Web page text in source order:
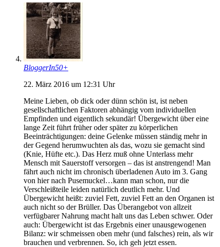
BloggerIn50+
22. März 2016 um 12:31 Uhr
Meine Lieben, ob dick oder dünn schön ist, ist neben
gesellschaftlichen Faktoren abhängig vom individuellen
Empfinden und eigentlich sekundär! Übergewicht über eine
lange Zeit führt früher oder später zu körperlichen
Beeinträchtigungen: deine Gelenke müssen ständig mehr in
der Gegend herumwuchten als das, wozu sie gemacht sind
(Knie, Hüfte etc.). Das Herz muß ohne Unterlass mehr
Mensch mit Sauerstoff versorgen – das ist anstrengend! Man
fährt auch nicht im chronisch überladenen Auto im 3. Gang
von hier nach Pusemuckel…kann man schon, nur die
Verschleißteile leiden natürlich deutlich mehr. Und
Übergewicht heißt: zuviel Fett, zuviel Fett an den Organen ist
auch nicht so der Brüller. Das Überangebot von allzeit
verfügbarer Nahrung macht halt uns das Leben schwer. Oder
auch: Übergewicht ist das Ergebnis einer unausgewogenen
Bilanz: wir schmeissen oben mehr (und falsches) rein, als wir
brauchen und verbrennen. So, ich geh jetzt essen.